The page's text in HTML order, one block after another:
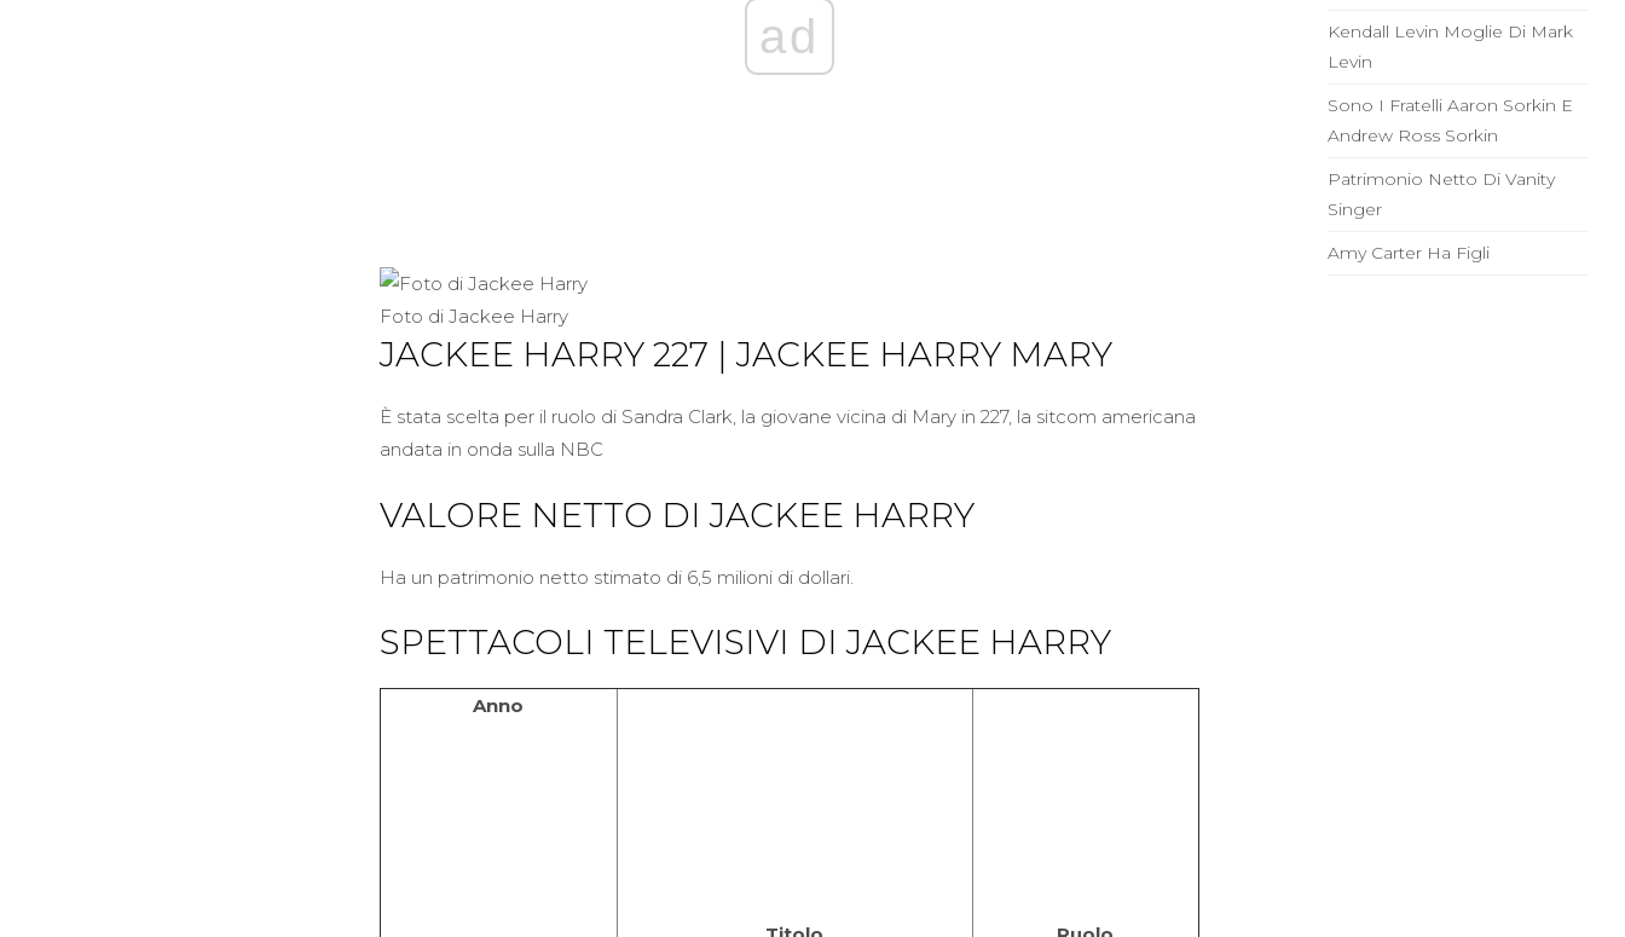
ad
Foto di Jackee Harry
JACKEE HARRY 227 | JACKEE HARRY MARY
È stata scelta per il ruolo di Sandra Clark, la giovane vicina di Mary in 227, la sitcom americana
andata in onda sulla NBC
VALORE NETTO DI JACKEE HARRY
Ha un patrimonio netto stimato di 6,5 milioni di dollari.
SPETTACOLI TELEVISIVI DI JACKEE HARRY
Anno
Kendall Levin Moglie Di Mark
Levin
Sono I Fratelli Aaron Sorkin E
Andrew Ross Sorkin
Patrimonio Netto Di Vanity
Singer
Amy Carter Ha Figli